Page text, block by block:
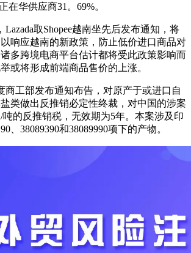
在华供应商31。69%。
取Shopee越南坐先后发布通知，将
响应越南的新政策，防止低价进口商品对
多跨境电商平台估计都将受此政策影响而
或将形成前端商品售价的上涨。
工部发布通知布告，对原产于或进口自
类做出反推销必定性终裁，对中国的涉案
吨的反推销税，无效期为5年。本案涉及印
、38089390和38089990项下的产物。